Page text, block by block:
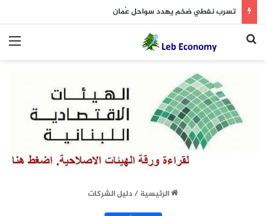
تسرب نفطي ضخم يهدد سواحل عُمان
بحث عن
الرئيسية/دليل الشركات